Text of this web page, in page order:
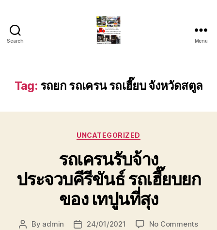
Search
สไลด์
ใน
หัวหิน
ชั่วโมง
โทร
0888000456
Menu
Tag: รถยก รถเครน รถเฮี๊ยบ จังหวัดสตูล
Categories
UNCATEGORIZED
รถเครนรับจ้าง
ประจวบคีรีขันธ์ รถเฮี๊ยบยก
ของ เทปูนที่สุง
Post
By admin
Post24/01/2021 No Commentson